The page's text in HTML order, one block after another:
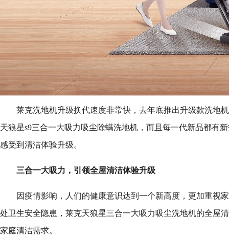
莱克洗地机升级换代速度非常快，去年底推出升级款洗地
天狼星s9三合一大吸力吸尘除螨洗地机，而且每一代新品都有
感受到清洁体验升级。
三合一大吸力，引领全屋清洁体验升级
因疫情影响，人们的健康意识达到一个新高度，更加重视
处卫生安全隐患，莱克天狼星三合一大吸力吸尘洗地机的全屋
家庭清洁需求。